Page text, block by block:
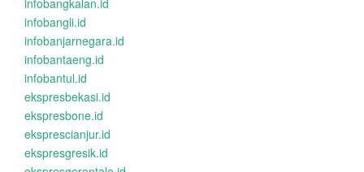
infobangkalan.id
infobangli.id
infobanjarnegara.id
infobantaeng.id
infobantul.id
ekspresbekasi.id
ekspresbone.id
eksprescianjur.id
ekspresgresik.id